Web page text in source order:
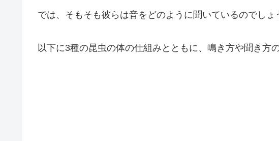
では、そもそも彼らは音をどのように聞いているのでしょ
以下に3種の昆虫の体の仕組みとともに、鳴き方や聞き方